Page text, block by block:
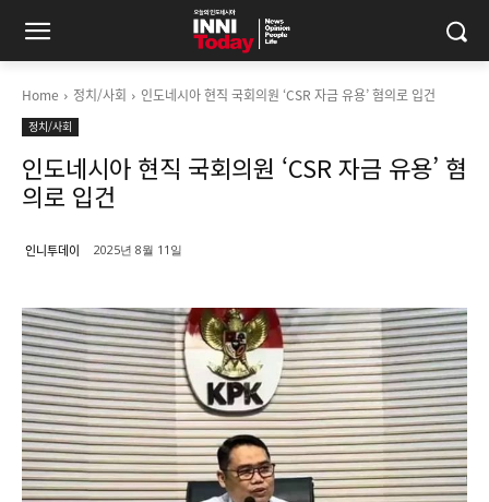
Home 정치/사회 인도네시아 현직 국회의원 ‘CSR 자금 유용’ 혐의로 입건
정치/사회
인도네시아 현직 국회의원 ‘CSR 자금 유용’ 혐
의로 입건
인니투데이 2025년 8월 11일